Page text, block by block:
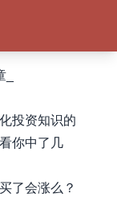
投资知识的
你中了几
了会涨么？